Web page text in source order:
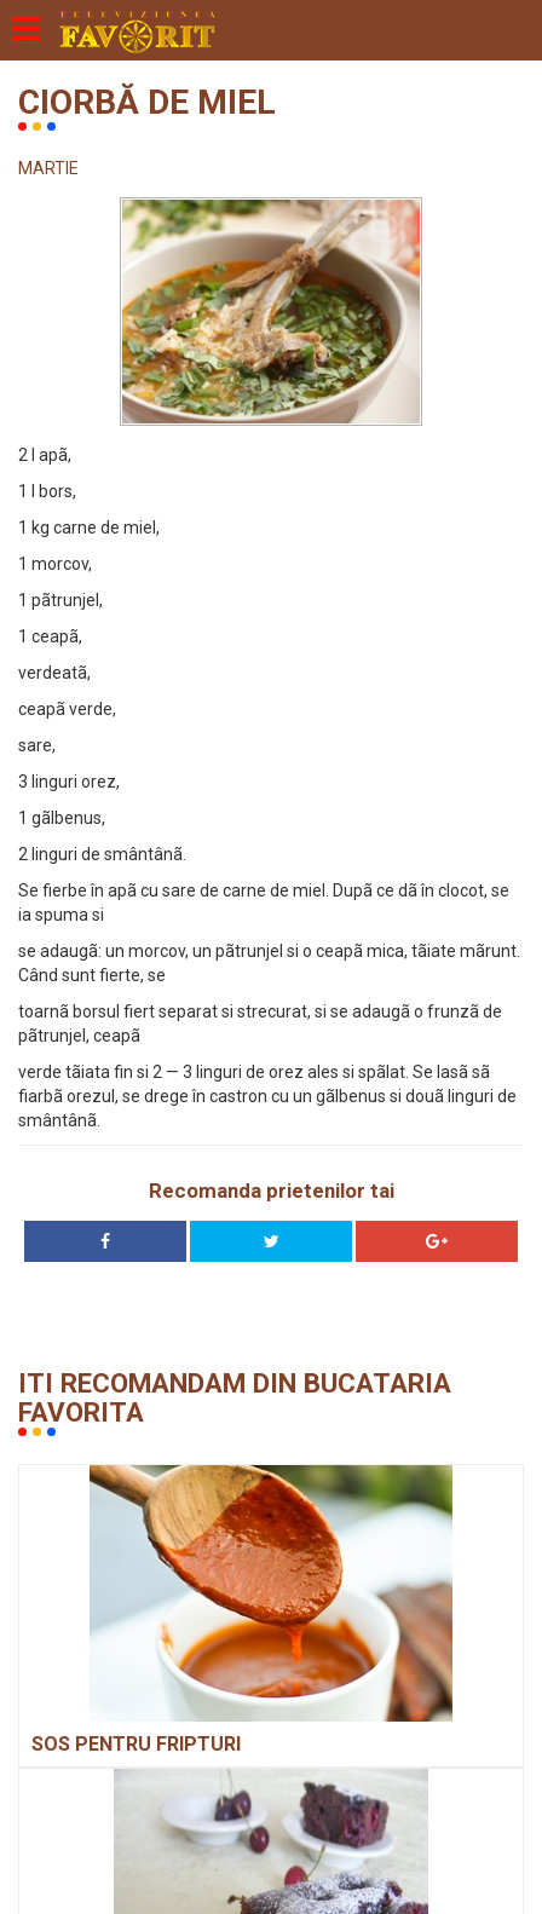
CIORBĂ DE MIEL
MARTIE
2 l apã,
1 l bors,
1 kg carne de miel,
1 morcov,
1 pãtrunjel,
1 ceapã,
verdeatã,
ceapã verde,
sare,
3 linguri orez,
1 gãlbenus,
2 Iinguri de smântânã.
Se fierbe în apã cu sare de carne de miel. Dupã ce dã în clocot, se
ia spuma si
se adaugã: un morcov, un pãtrunjel si o ceapã mica, tãiate mãrunt.
Când sunt fierte, se
toarnã borsul fiert separat si strecurat, si se adaugã o frunzã de
pãtrunjel, ceapã
verde tãiata fin si 2 — 3 linguri de orez ales si spãlat. Se lasã sã
fiarbã orezul, se drege în castron cu un gãlbenus si douã linguri de
smântânã.
Recomanda prietenilor tai
ITI RECOMANDAM DIN BUCATARIA
FAVORITA
SOS PENTRU FRIPTURI